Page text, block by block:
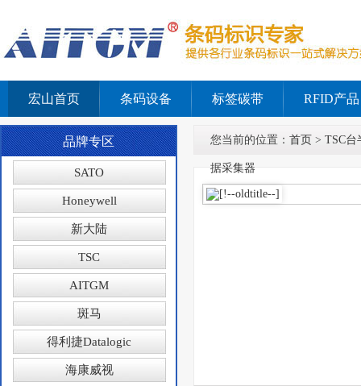
宏山首页 条码设备 标签碳带 RFID产品
品牌专区
SATO
Honeywell
新大陆
TSC
AITGM
斑马
得利捷Datalogic
海康威视
您当前的位置： 首页 > TSC台
据采集器